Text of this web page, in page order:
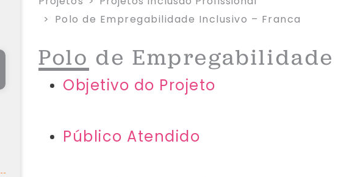
Polo de Empregabilidade Inclusivo – Franca​
Polo de
Objetivo do Projeto​
Público Atendido​